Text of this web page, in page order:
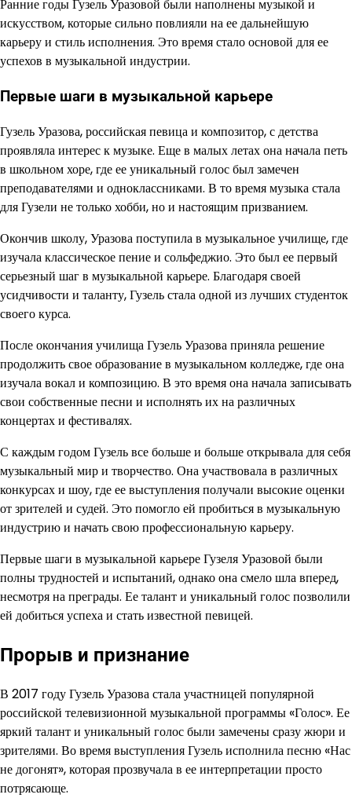
Ранние годы Гузель Уразовой были наполнены музыкой и
искусством, которые сильно повлияли на ее дальнейшую
карьеру и стиль исполнения. Это время стало основой для ее
успехов в музыкальной индустрии.
Первые шаги в музыкальной карьере
Гузель Уразова, российская певица и композитор, с детства
проявляла интерес к музыке. Еще в малых летах она начала петь
в школьном хоре, где ее уникальный голос был замечен
преподавателями и одноклассниками. В то время музыка стала
для Гузели не только хобби, но и настоящим призванием.
Окончив школу, Уразова поступила в музыкальное училище, где
изучала классическое пение и сольфеджио. Это был ее первый
серьезный шаг в музыкальной карьере. Благодаря своей
усидчивости и таланту, Гузель стала одной из лучших студенток
своего курса.
После окончания училища Гузель Уразова приняла решение
продолжить свое образование в музыкальном колледже, где она
изучала вокал и композицию. В это время она начала записывать
свои собственные песни и исполнять их на различных
концертах и фестивалях.
С каждым годом Гузель все больше и больше открывала для себя
музыкальный мир и творчество. Она участвовала в различных
конкурсах и шоу, где ее выступления получали высокие оценки
от зрителей и судей. Это помогло ей пробиться в музыкальную
индустрию и начать свою профессиональную карьеру.
Первые шаги в музыкальной карьере Гузеля Уразовой были
полны трудностей и испытаний, однако она смело шла вперед,
несмотря на преграды. Ее талант и уникальный голос позволили
ей добиться успеха и стать известной певицей.
Прорыв и признание
В 2017 году Гузель Уразова стала участницей популярной
российской телевизионной музыкальной программы «Голос». Ее
яркий талант и уникальный голос были замечены сразу жюри и
зрителями. Во время выступления Гузель исполнила песню «Нас
не догонят», которая прозвучала в ее интерпретации просто
потрясающе.